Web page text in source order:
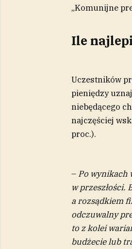
„Komunijne
Ile
Uczestników
pieniędzy
niebędącego
najczęściej
proc.).
– Po wynikach
w przeszłości.
a rozsądkiem
odczuwalny
to z kolei
budżecie lub